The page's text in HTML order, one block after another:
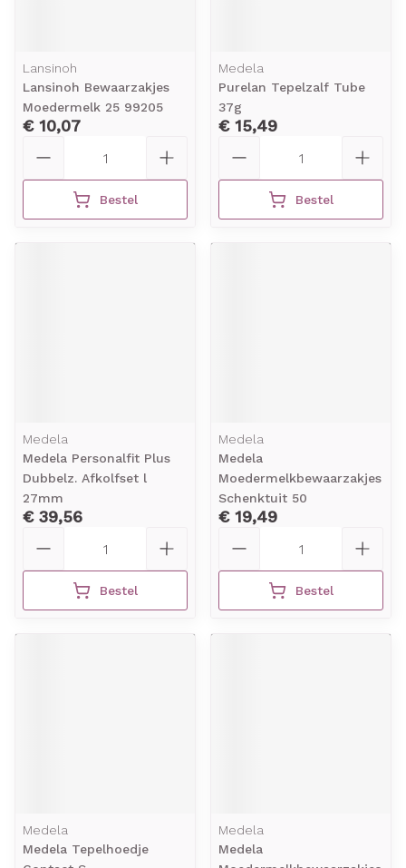
Lansinoh
Lansinoh Bewaarzakjes
Moedermelk 25 99205
€ 10,07
Bestel
Medela
Purelan Tepelzalf Tube
37g
€ 15,49
Bestel
Medela
Medela Personalfit Plus
Dubbelz. Afkolfset l
27mm
€ 39,56
Bestel
Medela
Medela
Moedermelkbewaarzakjes
Schenktuit 50
€ 19,49
Bestel
Medela
Medela Tepelhoedje
Medela
Medela